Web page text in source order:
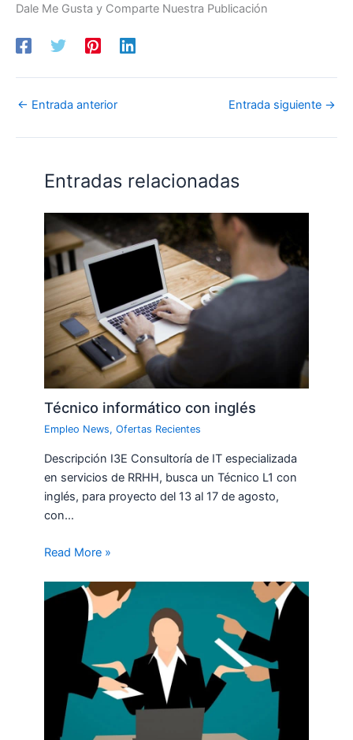
Dale Me Gusta y Comparte Nuestra Publicación
← Entrada anterior Entrada siguiente →
Entradas relacionadas
Técnico informático con inglés
Empleo News,Ofertas Recientes
Descripción I3E Consultoría de IT especializada
en servicios de RRHH, busca un Técnico L1 con
inglés, para proyecto del 13 al 17 de agosto,
con…
Read More »